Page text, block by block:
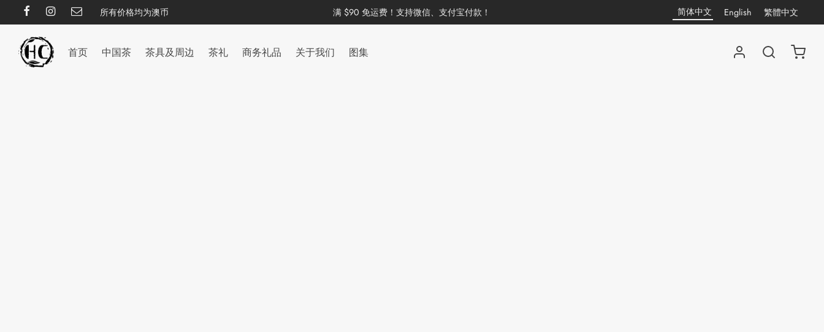
所有价格均为澳币 满 $90 免运费！支持微信、支付宝付款！ 简体中文 English 繁體中文
首页 中国茶 茶具及周边 茶礼 商务礼品 关于我们 图集